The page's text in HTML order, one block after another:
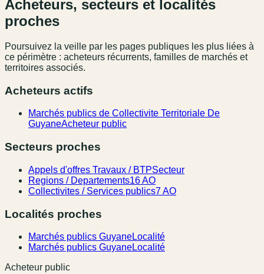
Acheteurs, secteurs et localités
proches
Poursuivez la veille par les pages publiques les plus liées à
ce périmètre : acheteurs récurrents, familles de marchés et
territoires associés.
Acheteurs actifs
Marchés publics de Collectivite Territoriale De
GuyaneAcheteur public
Secteurs proches
Appels d'offres Travaux / BTPSecteur
Regions / Departements16 AO
Collectivites / Services publics7 AO
Localités proches
Marchés publics GuyaneLocalité
Marchés publics GuyaneLocalité
Acheteur public